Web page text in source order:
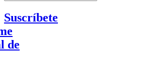
Suscríbete